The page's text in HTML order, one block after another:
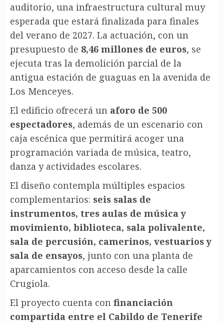
auditorio, una infraestructura cultural muy
esperada que estará finalizada para finales
del verano de 2027. La actuación, con un
presupuesto de 8,46 millones de euros, se
ejecuta tras la demolición parcial de la
antigua estación de guaguas en la avenida de
Los Menceyes.
El edificio ofrecerá un aforo de 500
espectadores, además de un escenario con
caja escénica que permitirá acoger una
programación variada de música, teatro,
danza y actividades escolares.
El diseño contempla múltiples espacios
complementarios: seis salas de
instrumentos, tres aulas de música y
movimiento, biblioteca, sala polivalente,
sala de percusión, camerinos, vestuarios y
sala de ensayos, junto con una planta de
aparcamientos con acceso desde la calle
Crugiola.
El proyecto cuenta con financiación
compartida entre el Cabildo de Tenerife